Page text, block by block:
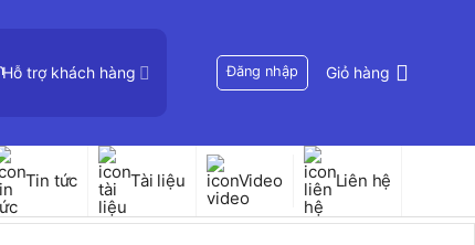
Hỗ trợ khách hàng Đăng nhập Giỏ hàng
Tin tức Tài liệu Video Liên hệ